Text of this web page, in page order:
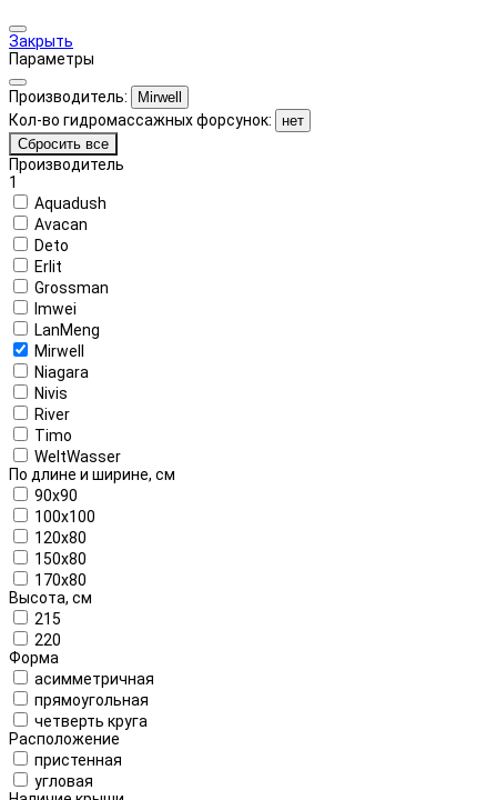
Закрыть
Параметры
Производитель: Mirwell
Кол-во гидромассажных форсунок:
нет
Сбросить все
Производитель
1
Aquadush
Avacan
Deto
Erlit
Grossman
Imwei
LanMeng
Mirwell
Niagara
Nivis
River
Timo
WeltWasser
По длине и ширине, см
90x90
100x100
120x80
150x80
170x80
Высота, см
215
220
Форма
асимметричная
прямоугольная
четверть круга
Расположение
пристенная
угловая